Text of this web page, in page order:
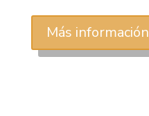
Más información